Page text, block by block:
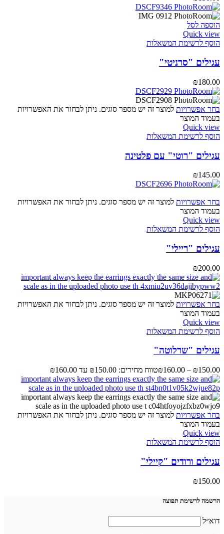
הוספה לסל
Quick view
הוסף לרשימת המשאלות
עגילים "סרניטי"
₪180.00
בחר אפשרויות למוצר זה יש מספר סוגים. ניתן לבחור את האפשרויות
בעמוד המוצר
Quick view
הוסף לרשימת המשאלות
עגילים "רוטי" עם פלטינה
₪145.00
בחר אפשרויות למוצר זה יש מספר סוגים. ניתן לבחור את האפשרויות
בעמוד המוצר
Quick view
הוסף לרשימת המשאלות
עגילים "ריילי"
₪200.00
בחר אפשרויות למוצר זה יש מספר סוגים. ניתן לבחור את האפשרויות
בעמוד המוצר
Quick view
הוסף לרשימת המשאלות
עגילים "שרלוטה"
₪150.00
–
₪160.00 טווח מחירים: ⁦₪150.00⁩ עד ⁦₪160.00⁩
בחר אפשרויות למוצר זה יש מספר סוגים. ניתן לבחור את האפשרויות
בעמוד המוצר
Quick view
הוסף לרשימת המשאלות
עגילים ורודים "קיילי"
₪150.00
הרשמה לרשימת תפוצה
דוא״ל